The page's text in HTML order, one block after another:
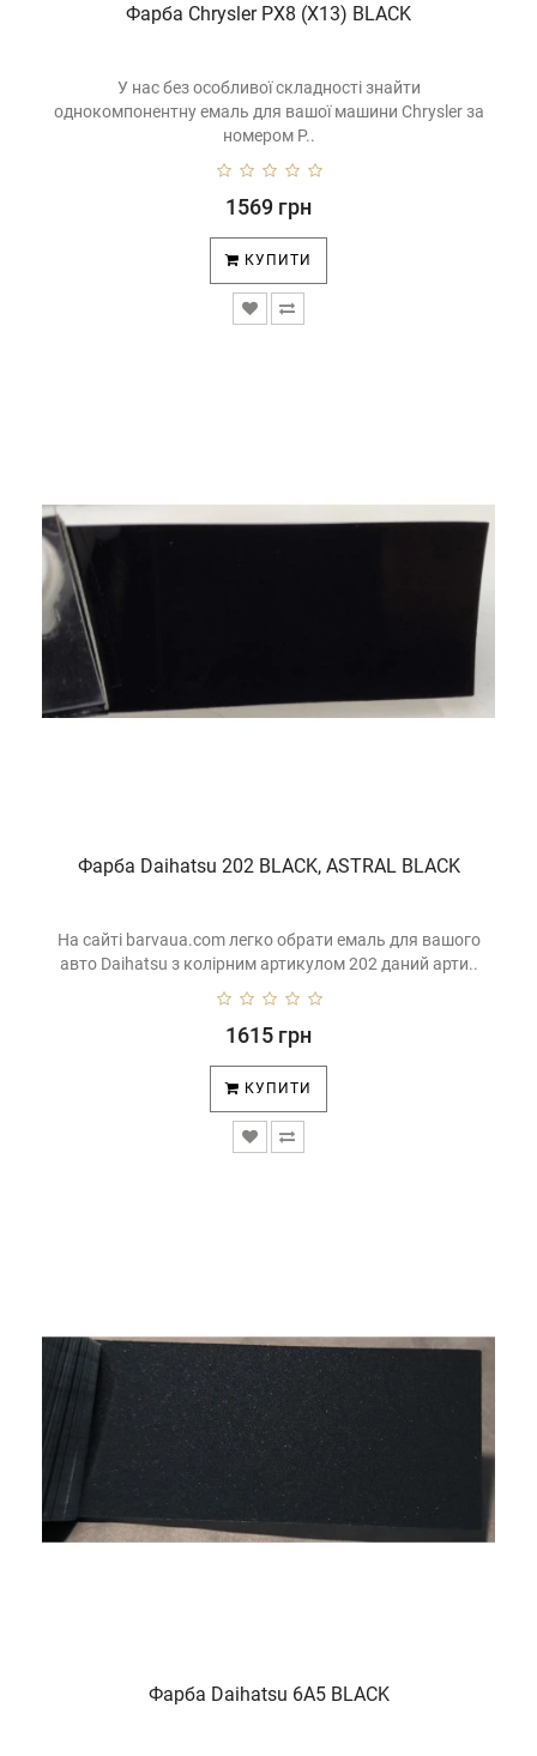
Фарба Chrysler PX8 (X13) BLACK
У нас без особливої ​​складності знайти
однокомпонентну емаль для вашої машини Chrysler за
номером P..
1569 грн
КУПИТИ
Фарба Daihatsu 202 BLACK, ASTRAL BLACK
На сайті barvaua.com легко обрати емаль для вашого
авто Daihatsu з колірним артикулом 202 даний арти..
1615 грн
КУПИТИ
Фарба Daihatsu 6A5 BLACK